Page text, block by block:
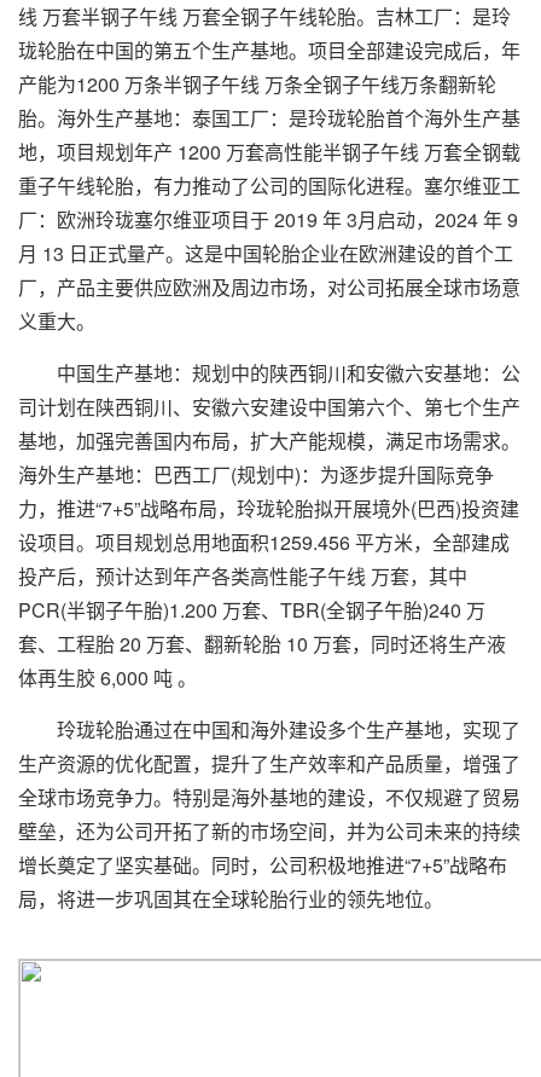
线 万套半钢子午线 万套全钢子午线轮胎。吉林工厂：是玲
珑轮胎在中国的第五个生产基地。项目全部建设完成后，年
产能为1200 万条半钢子午线 万条全钢子午线万条翻新轮
胎。海外生产基地：泰国工厂：是玲珑轮胎首个海外生产基
地，项目规划年产 1200 万套高性能半钢子午线 万套全钢载
重子午线轮胎，有力推动了公司的国际化进程。塞尔维亚工
厂：欧洲玲珑塞尔维亚项目于 2019 年 3月启动，2024 年 9
月 13 日正式量产。这是中国轮胎企业在欧洲建设的首个工
厂，产品主要供应欧洲及周边市场，对公司拓展全球市场意
义重大。
中国生产基地：规划中的陕西铜川和安徽六安基地：公
司计划在陕西铜川、安徽六安建设中国第六个、第七个生产
基地，加强完善国内布局，扩大产能规模，满足市场需求。
海外生产基地：巴西工厂(规划中)：为逐步提升国际竞争
力，推进“7+5”战略布局，玲珑轮胎拟开展境外(巴西)投资建
设项目。项目规划总用地面积1259.456 平方米，全部建成
投产后，预计达到年产各类高性能子午线 万套，其中
PCR(半钢子午胎)1.200 万套、TBR(全钢子午胎)240 万
套、工程胎 20 万套、翻新轮胎 10 万套，同时还将生产液
体再生胶 6,000 吨 。
玲珑轮胎通过在中国和海外建设多个生产基地，实现了
生产资源的优化配置，提升了生产效率和产品质量，增强了
全球市场竞争力。特别是海外基地的建设，不仅规避了贸易
壁垒，还为公司开拓了新的市场空间，并为公司未来的持续
增长奠定了坚实基础。同时，公司积极地推进“7+5”战略布
局，将进一步巩固其在全球轮胎行业的领先地位。